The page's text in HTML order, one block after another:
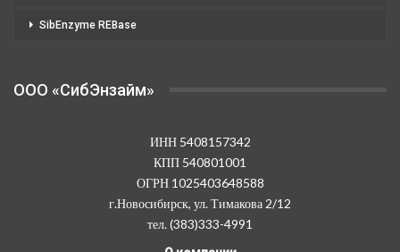
SibEnzyme REBase
OOO «СибЭнзайм»
ИНН 5408157342
КПП 540801001
ОГРН 1025403648588
г.Новосибирск, ул. Тимакова 2/12
тел. (383)333-4991